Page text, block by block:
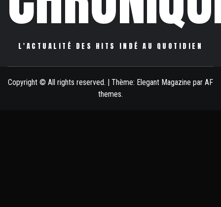
L'ACTUALITÉ DES HITS INDÉ AU QUOTIDIEN
Copyright © All rights reserved. Thème: Elegant Magazine par AF
themes.